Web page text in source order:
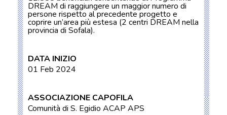
DREAM di raggiungere un maggior numero di
persone rispetto al precedente progetto e
coprire un’area più estesa (2 centri DREAM nella
provincia di Sofala).
DATA INIZIO
01 Feb 2024
ASSOCIAZIONE CAPOFILA
Comunità di S. Egidio ACAP APS